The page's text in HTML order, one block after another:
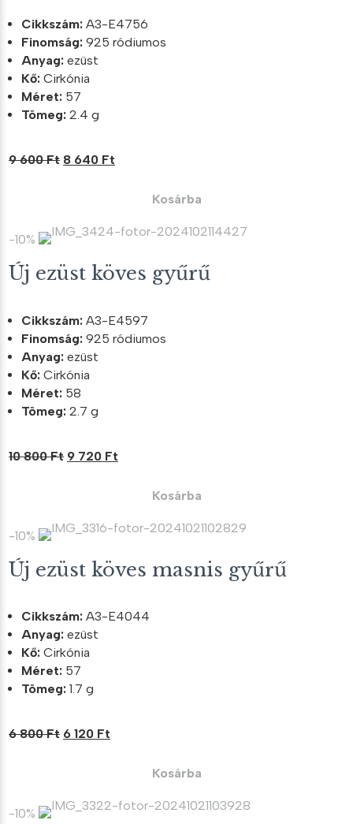
Cikkszám: A3-E4756
Finomság: 925 ródiumos
Anyag: ezüst
Kő: Cirkónia
Méret: 57
Tömeg: 2.4 g
9 600Ft Original
600 Ft.
8 640 Ft
640 Ft.
Kosárba
-10%
Új ezüst köves gyűrű
Cikkszám: A3-E4597
Finomság: 925 ródiumos
Anyag: ezüst
Kő: Cirkónia
Méret: 58
Tömeg: 2.7 g
10 800Ft Original
800 Ft.
9 720 Ft
720 Ft.
Kosárba
-10%
Új ezüst köves masnis gyűrű
Cikkszám: A3-E4044
Anyag: ezüst
Kő: Cirkónia
Méret: 57
Tömeg: 1.7 g
6 800Ft Original
800 Ft.
6 120 Ft
120 Ft.
Kosárba
-10%